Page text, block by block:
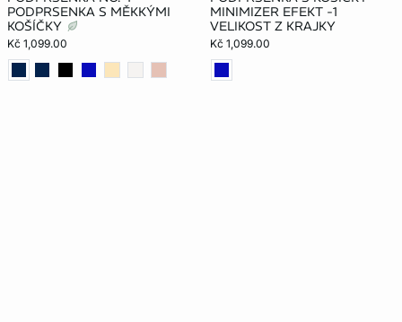
PODPRSENKA S MĚKKÝMI
KOŠÍČKY
Kč 1,099.00
MINIMIZER EFEKT -1
VELIKOST Z KRAJKY
Kč 1,099.00